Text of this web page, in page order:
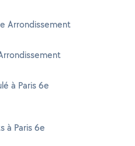
Arrondissement
à Paris 6e
à Paris 6e